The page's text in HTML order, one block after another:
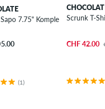
7.75" Komplettboard
(1)
Scrunk T-
CHF 42.00